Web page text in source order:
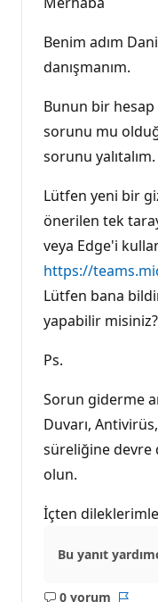
Benim adım
danışmanım.
Bunun bir
sorunu mu
sorunu yalıtalım.
Lütfen yeni bir
önerilen tek
veya Edge'i
https://
Lütfen bana
yapabilir misiniz?
Ps.
Sorun giderme
Duvarı,
süreliğine devre
olun.
İçten dileklerimle
Bu yanıt
0 yorum